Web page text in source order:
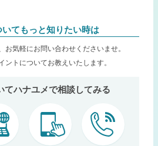
いてもっと知りたい時は
お気軽にお問い合わせくださいませ。
ントについてお教えいたします。
てハナユメで相談してみる